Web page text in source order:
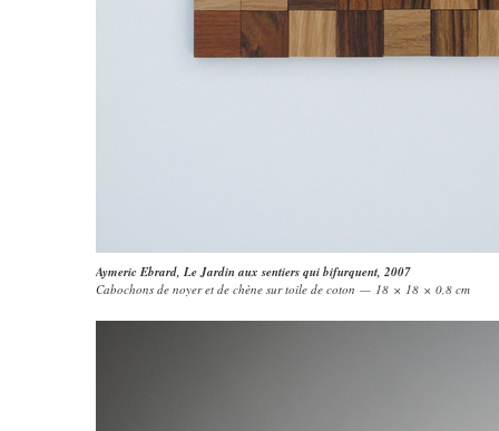
Aymeric Ebrard, Le Jardin aux sentiers qui bifurquent, 2007
Cabochons de noyer et de chène sur toile de coton — 18 × 18 × 0,8 cm